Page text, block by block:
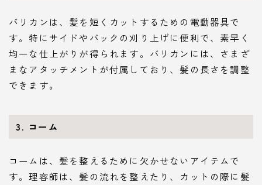
バリカンは、髪を短くカットするための電動器具で
す。特にサイドやバックの刈り上げに便利で、素早く
均一な仕上がりが得られます。バリカンには、さまざ
まなアタッチメントが付属しており、髪の長さを調整
できます。
3. コーム
コームは、髪を整えるために欠かせないアイテムで
す。理容師は、髪の流れを整えたり、カットの際に髪